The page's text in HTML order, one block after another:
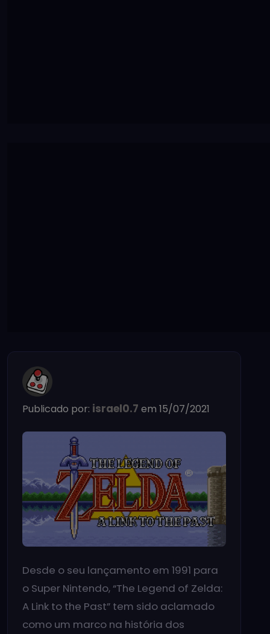
Publicado por: israel0.7 em 15/07/2021
Desde o seu lançamento em 1991 para
o Super Nintendo, “The Legend of Zelda:
A Link to the Past” tem sido aclamado
como um marco na história dos